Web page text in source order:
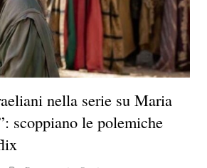
nella serie su Maria
scoppiano le polemiche